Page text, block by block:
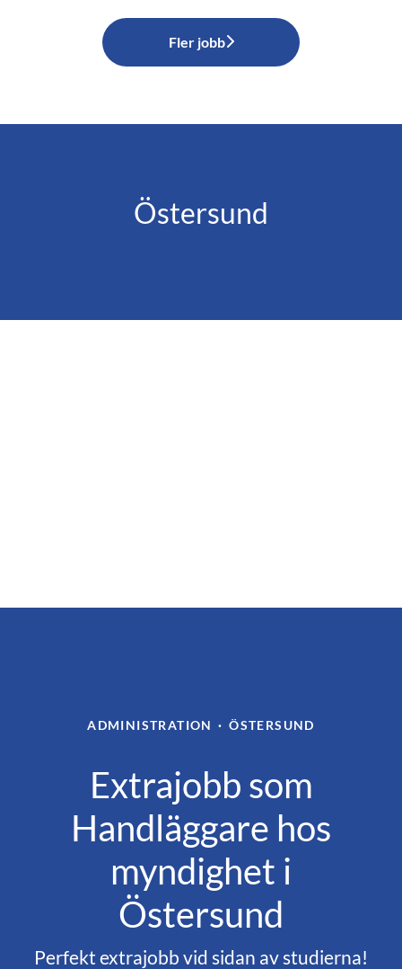
Fler jobb
Östersund
ADMINISTRATION · ÖSTERSUND
Extrajobb som
Handläggare hos
myndighet i
Östersund
Perfekt extrajobb vid sidan av studierna!